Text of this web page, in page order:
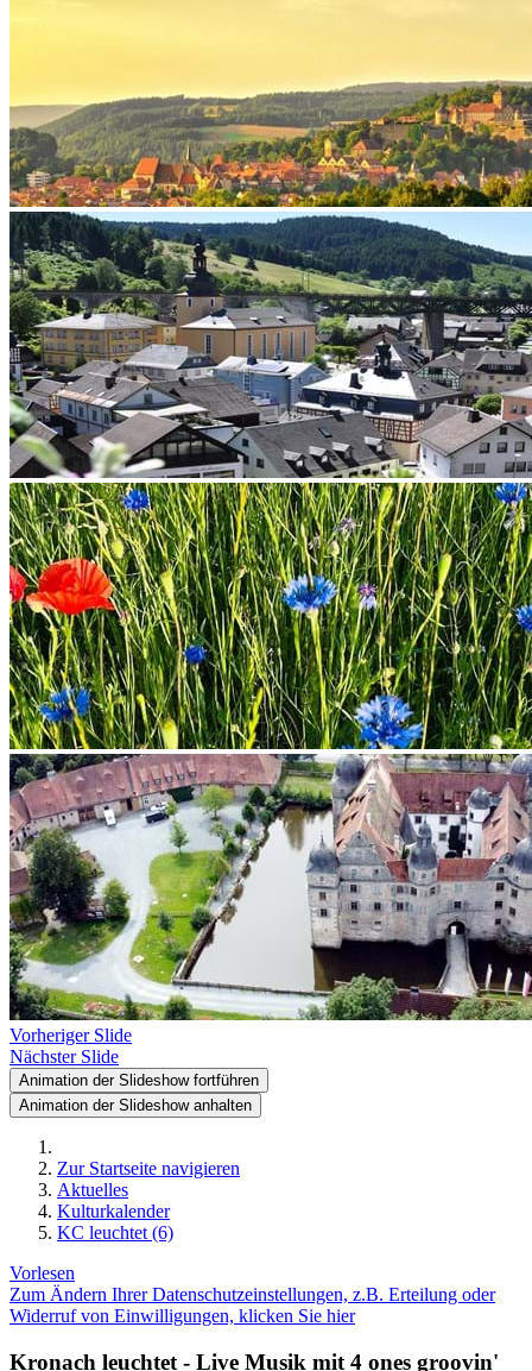
Vorheriger Slide
Nächster Slide
Animation der Slideshow fortführen
Animation der Slideshow anhalten
Zur Startseite navigieren
Aktuelles
Kulturkalender
KC leuchtet (6)
Vorlesen
Zum Ändern Ihrer Datenschutzeinstellungen, z.B. Erteilung oder
Widerruf von Einwilligungen, klicken Sie hier
Kronach leuchtet - Live Musik mit 4 ones groovin'